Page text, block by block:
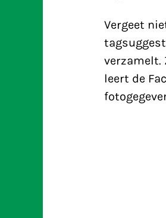
Vergeet
verzamelt.
leert de